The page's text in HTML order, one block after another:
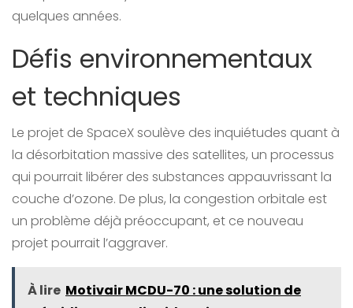
quelques années.
Défis environnementaux
et techniques
Le projet de SpaceX soulève des inquiétudes quant à
la désorbitation massive des satellites, un processus
qui pourrait libérer des substances appauvrissant la
couche d’ozone. De plus, la congestion orbitale est
un problème déjà préoccupant, et ce nouveau
projet pourrait l’aggraver.
À lire Motivair MCDU-70 : une solution de